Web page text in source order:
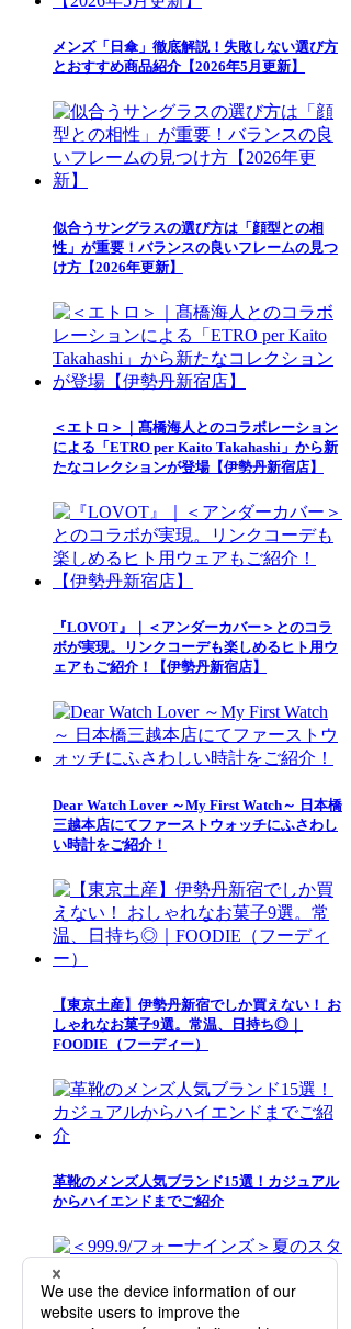
メンズ「日傘」徹底解説！失敗しない選び方
とおすすめ商品紹介【2026年5月更新】
似合うサングラスの選び方は「顔型との相
性」が重要！バランスの良いフレームの見つ
け方【2026年更新】
＜エトロ＞｜髙橋海人とのコラボレーション
による「ETRO per Kaito Takahashi」から新
たなコレクションが登場【伊勢丹新宿店】
『LOVOT』｜＜アンダーカバー＞とのコラ
ボが実現。リンクコーデも楽しめるヒト用ウ
ェアもご紹介！【伊勢丹新宿店】
Dear Watch Lover ～My First Watch～ 日本橋
三越本店にてファーストウォッチにふさわし
い時計をご紹介！
【東京土産】伊勢丹新宿でしか買えない！ お
しゃれなお菓子9選。常温、日持ち◎｜
FOODIE（フーディー）
革靴のメンズ人気ブランド15選！カジュアル
からハイエンドまでご紹介